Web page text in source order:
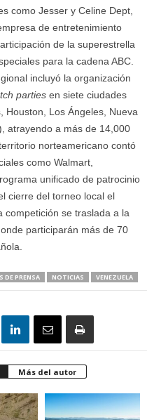
como Jesser y Celine Dept,
de entretenimiento
de la superestrella
para la cadena ABC.
incluyó la organización
parties en siete ciudades
Houston, Los Ángeles, Nueva
atrayendo a más de 14,000
norteamericano contó
como Walmart,
unificado de patrocinio
cierre del torneo local el
competición se traslada a la
participarán más de 70
DE PRENSA NOTICIAS VENEZUELA
Más del autor